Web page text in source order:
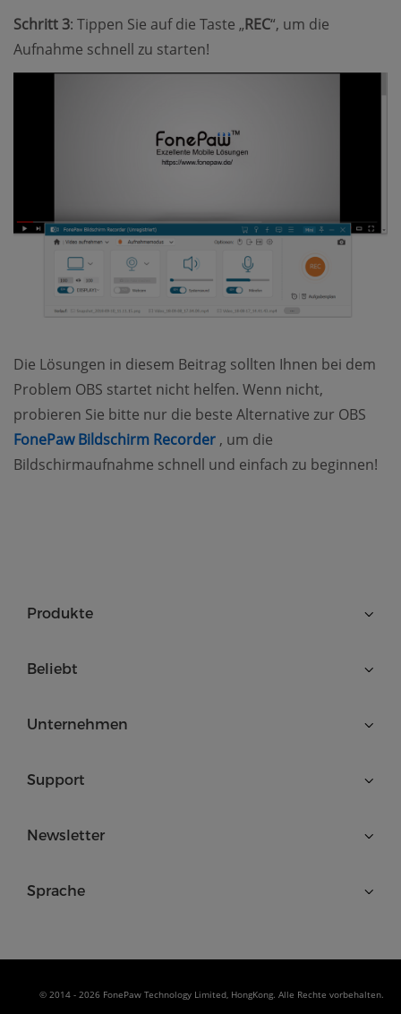
Schritt 3: Tippen Sie auf die Taste „REC“, um die
Aufnahme schnell zu starten!
Die Lösungen in diesem Beitrag sollten Ihnen bei dem
Problem OBS startet nicht helfen. Wenn nicht,
probieren Sie bitte nur die beste Alternative zur OBS
FonePaw Bildschirm Recorder (opens new window)
, um die
Bildschirmaufnahme schnell und einfach zu beginnen!
Produkte
Beliebt
Unternehmen
Support
Newsletter
Sprache
© 2014 - 2026 FonePaw Technology Limited, HongKong. Alle Rechte vorbehalten.